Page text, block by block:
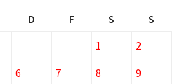
D F S
S
1
2
6 7 8 9